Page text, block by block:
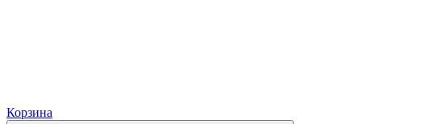
Корзина